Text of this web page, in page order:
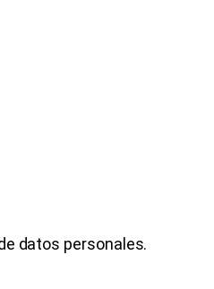
datos personales.